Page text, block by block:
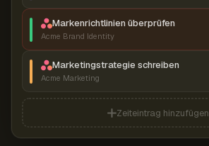
Markenrichtlinien überprüfen
Acme Brand Identity
Marketingstrategie schreiben
Acme Marketing
Zeiteintrag hinzufügen